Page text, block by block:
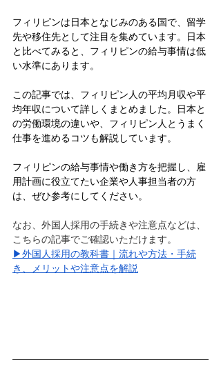
フィリピンは日本となじみのある国で、留学
先や移住先として注目を集めています。日本
と比べてみると、フィリピンの給与事情は低
い水準にあります。
この記事では、フィリピン人の平均月収や平
均年収について詳しくまとめました。日本と
の労働環境の違いや、フィリピン人とうまく
仕事を進めるコツも解説しています。
フィリピンの給与事情や働き方を把握し、雇
用計画に役立てたい企業や人事担当者の方
は、ぜひ参考にしてください。
なお、外国人採用の手続きや注意点などは、
こちらの記事でご確認いただけます。
▶外国人採用の教科書｜流れや方法・手続
き、メリットや注意点を解説